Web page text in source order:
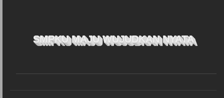
SMPKU MAJU WUJUDKAN NYATA